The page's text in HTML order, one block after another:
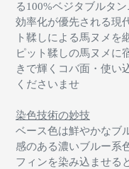
る100%ベジタブルタ
効率化が優先される現
ト鞣しによる馬ヌメを
ピット鞣しの馬ヌメに
きで輝くコバ面・使い
くださいませ
染色技術の妙技
ベース色は鮮やかなブ
感のある濃いブルー系
フィンを染み込ませる